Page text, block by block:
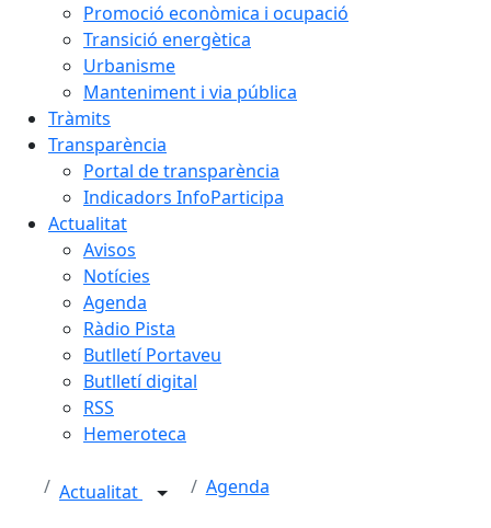
Promoció econòmica i ocupació
Transició energètica
Urbanisme
Manteniment i via pública
Tràmits
Transparència
Portal de transparència
Indicadors InfoParticipa
Actualitat
Avisos
Notícies
Agenda
Ràdio Pista
Butlletí Portaveu
Butlletí digital
RSS
Hemeroteca
Actualitat Agenda